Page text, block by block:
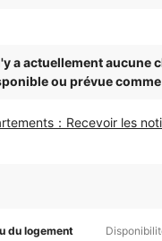
a actuellement aucune
ou prévue
：Recevoir les
du logement